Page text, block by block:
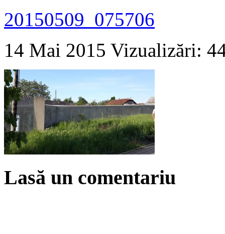
20150509_075706
14 Mai 2015 Vizualizări:
Lasă un comentariu